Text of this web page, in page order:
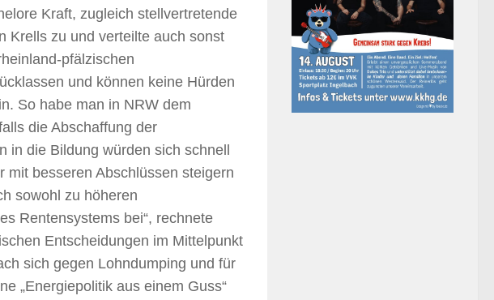
Kraft, zugleich stellvertretende
Krells zu und verteilte auch sonst
pfälzischen
und können keine Hürden
So habe man in NRW dem
die Abschaffung der
in die Bildung würden sich schnell
mit besseren Abschlüssen steigern
sowohl zu höheren
Rentensystems bei“, rechnete
Entscheidungen im Mittelpunkt
sich gegen Lohndumping und für
„Energiepolitik aus einem Guss“